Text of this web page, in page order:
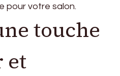
pour votre salon.
touche
et